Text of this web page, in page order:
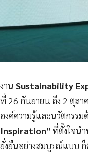
งาน Sustainability
ที่ 26 กันยายน ถึง 2 ตุล
องค์ความรู้และนวัตกรร
Inspiration” ที่ตั้งใจน
ยั่งยืนอย่างสมบูรณ์แบบ